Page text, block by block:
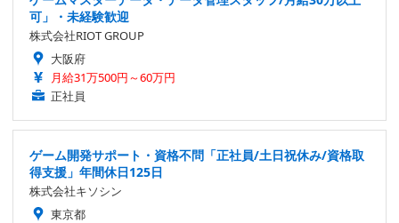
可」・未経験歓迎
株式会社RIOT GROUP
大阪府
月給31万500円～60万円
正社員
ゲーム開発サポート・資格不問「正社員/土日祝休み/資格取
得支援」年間休日125日
株式会社キソシン
東京都